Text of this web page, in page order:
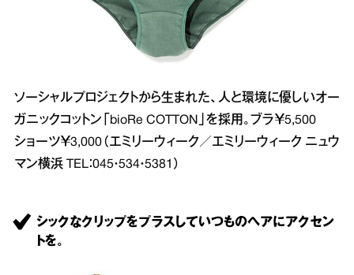
ソーシャルプロジェクトから生まれた、人と環境に優しいオー
ガニックコットン「bioRe COTTON」を採用。ブラ￥5,500
ショーツ￥3,000（エミリーウィーク／エミリーウィーク ニュウ
マン横浜 TEL：045・534・5381）
シックなクリップをプラスしていつものヘアにアクセン
トを。